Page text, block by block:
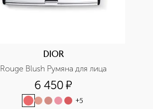
DIOR
Rouge Blush Румяна для лица
6 450¤
+5